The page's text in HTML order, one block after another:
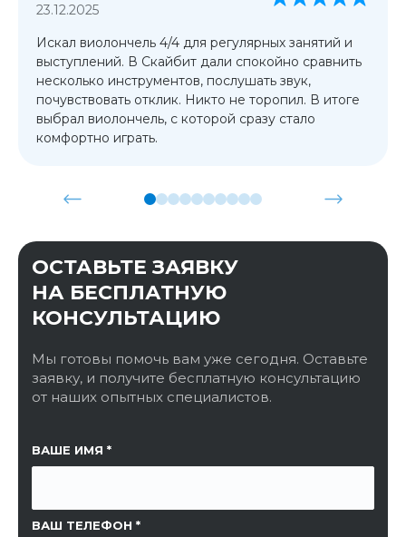
23.12.2025
Искал виолончель 4/4 для регулярных занятий и
выступлений. В Скайбит дали спокойно сравнить
несколько инструментов, послушать звук,
почувствовать отклик. Никто не торопил. В итоге
выбрал виолончель, с которой сразу стало
комфортно играть.
ОСТАВЬТЕ ЗАЯВКУ
НА БЕСПЛАТНУЮ
КОНСУЛЬТАЦИЮ
Мы готовы помочь вам уже сегодня. Оставьте
заявку, и получите бесплатную консультацию
от наших опытных специалистов.
ВАШЕ ИМЯ
ВАШ ТЕЛЕФОН
ССЫЛКА НА СТРАНИЦУ